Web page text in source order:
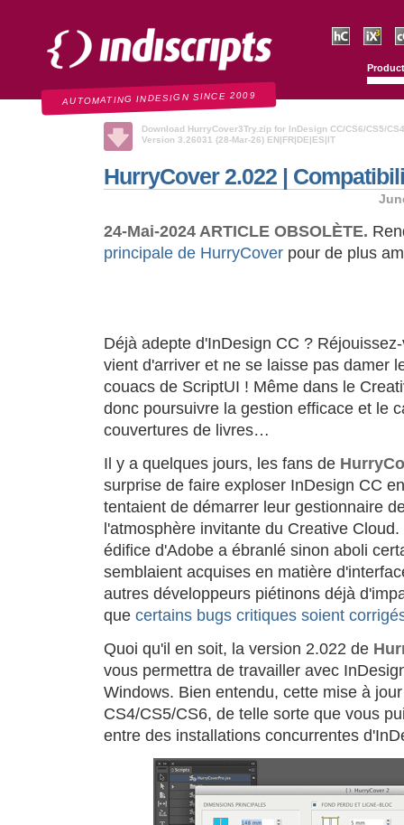
AUTOMATING INDESIGN SINCE 2009
Download HurryCover3Try.zip for InDesign CC/CS6/CS5/CS4
Version 3.26031 (28-Mar-26) EN|FR|DE|ES|IT
HurryCover 2.022 |
24-Mai-2024 ARTICLE OBSOLÈTE.
principale de HurryCover pour de plus
Déjà adepte d'InDesign CC ?
vient d'arriver et ne se laisse pas damer
couacs de ScriptUI ! Même dans le
donc poursuivre la gestion efficace et le
couvertures de livres…
Il y a quelques jours, les fans de
surprise de faire exploser InDesign CC
tentaient de démarrer leur gestionnaire
l'atmosphère invitante du Creative
édifice d'Adobe a ébranlé sinon aboli
semblaient acquises en matière
autres développeurs piétinons déjà
que certains bugs critiques soient
Quoi qu'il en soit, la version 2.022 de
vous permettra de travailler avec
Windows. Bien entendu, cette mise à
CS4/CS5/CS6, de telle sorte que vous
entre des installations concurrentes